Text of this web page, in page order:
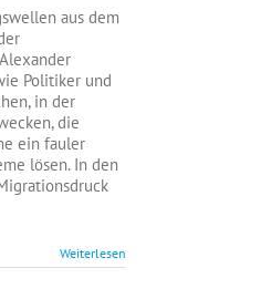
aus dem
Politiker und
in der
die
ein fauler
lösen. In den
Weiterlesen